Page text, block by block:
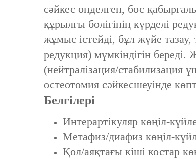
сәйкес өңделген, бос
құрылғы бөлігінің күрделі
жұмыс істейді, бұл жүйе
редукция) мүмкіндігін
(нейтралізация/стабилизация
остеотомия сәйкесшеуінде
Белгілері
Интерартікуляр көңіл-
Метафиз/диафиз көңіл-
Қол/аяқтағы кіші костар